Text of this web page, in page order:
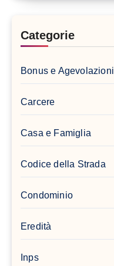
Categorie
Bonus e Agevolazioni
Carcere
Casa e Famiglia
Codice della Strada
Condominio
Eredità
Inps